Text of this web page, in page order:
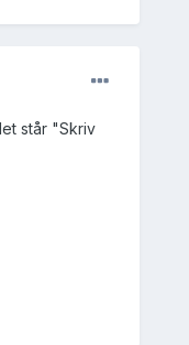
står "Skriv